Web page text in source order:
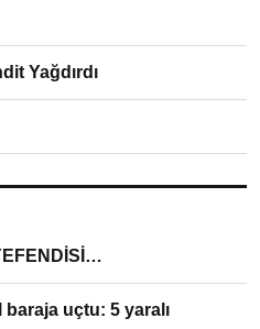
Yağdırdı
uçtu: 5 yaralı